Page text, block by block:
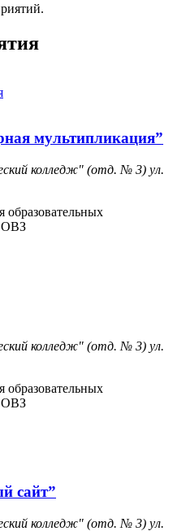
мультипликация”
колледж" (отд. № 3) ул.
образовательных
ОВЗ
колледж" (отд. № 3) ул.
образовательных
ОВЗ
сайт”
колледж" (отд. № 3) ул.